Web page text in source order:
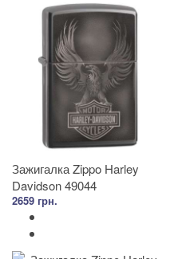
Зажигалка Zippo Harley
Davidson 49044
2659 грн.